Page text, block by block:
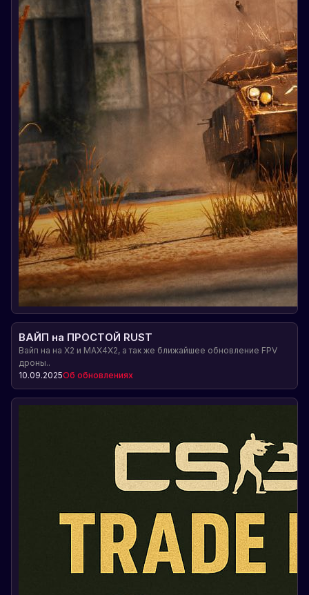
ВАЙП на ПРОСТОЙ RUST
Вайп на на X2 и MAX4X2, а так же ближайшее обновление FPV
дроны..
10.09.2025Об обновлениях